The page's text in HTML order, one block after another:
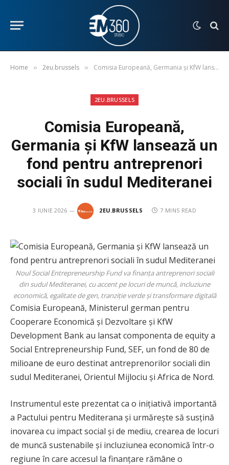
Home » 2eu.brussels » Comisia Europeană, Germania și KfW lansează un fond pentru antreprenori sociali în sudul Mediteranei
2EU.BRUSSELS
Comisia Europeană,
Germania și KfW lansează un
fond pentru antreprenori
sociali în sudul Mediteranei
3 IUNIE 2026 2EU.BRUSSELS 7 MINS READ
Noul Social Entrepreneurship Fund va finanța antreprenori sociali
din sudul Mediteranei, cu accent pe locuri de muncă, incluziune
economică, egalitate de gen, tranziție verde și transformare digitală
Comisia Europeană, Ministerul german pentru
Cooperare Economică și Dezvoltare și KfW
Development Bank au lansat componenta de equity a
Social Entrepreneurship Fund, SEF, un fond de 80 de
milioane de euro destinat antreprenorilor sociali din
sudul Mediteranei, Orientul Mijlociu și Africa de Nord.
Instrumentul este prezentat ca o inițiativă importantă
a Pactului pentru Mediterana și urmărește să susțină
inovarea cu impact social și de mediu, crearea de locuri
de muncă sustenabile și incluziunea economică într-o
regiune în care accesul la finanțare rămâne o